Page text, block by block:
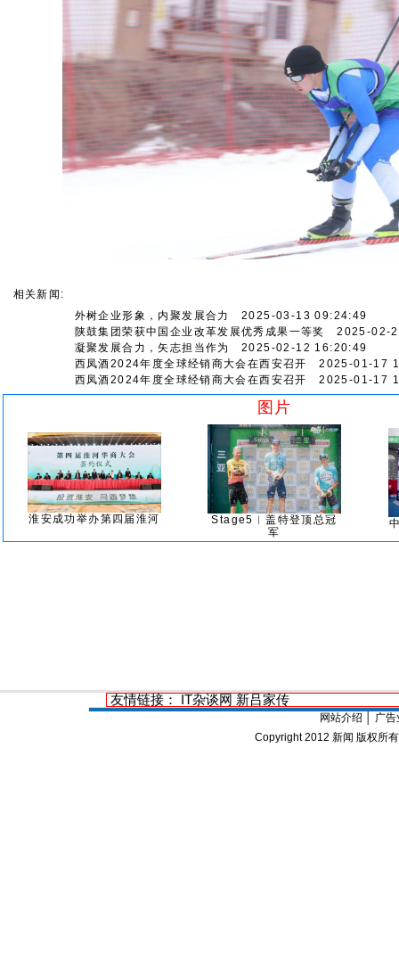
相关新闻:
外树企业形象，内聚发展合力
2025-03-13 09:24:49
陕鼓集团荣获中国企业改革发展优秀成果一等奖
2025-02-
凝聚发展合力，矢志担当作为
2025-02-12 16:20:49
西凤酒2024年度全球经销商大会在西安召开
2025-01-17
西凤酒2024年度全球经销商大会在西安召开
2025-01-17
图片
淮安成功举办第四届淮河
Stage5︱盖特登顶总冠
军
友情链接： IT杂谈网 新吕家传
网站介绍
广告
Copyright 2012 新闻 版权所